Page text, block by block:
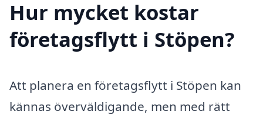
Hur mycket kostar
företagsflytt i Stöpen?
Att planera en företagsflytt i Stöpen kan
kännas överväldigande, men med rätt